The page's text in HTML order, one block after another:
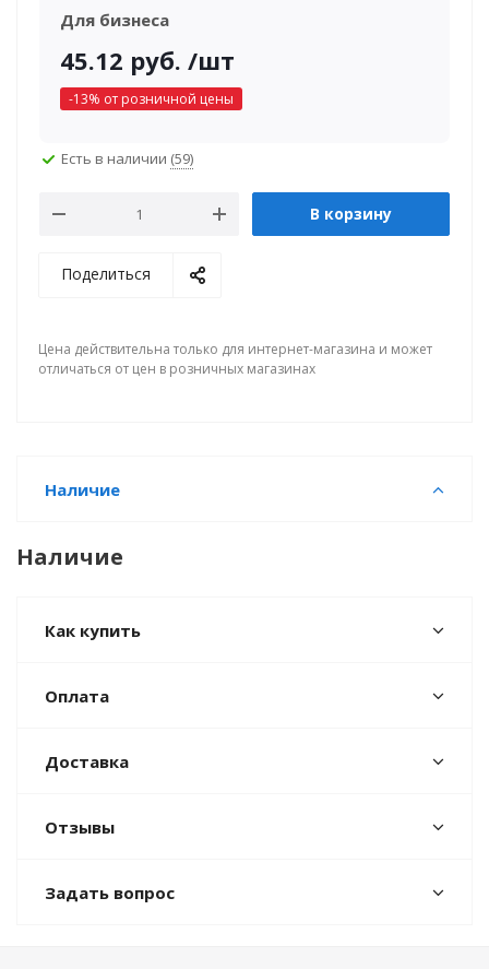
Для бизнеса
45.12 руб. /шт
-13% от розничной цены
Есть в наличии (59)
В корзину
Поделиться
Цена действительна только для интернет-магазина и может
отличаться от цен в розничных магазинах
Наличие
Наличие
Как купить
Оплата
Доставка
Отзывы
Задать вопрос